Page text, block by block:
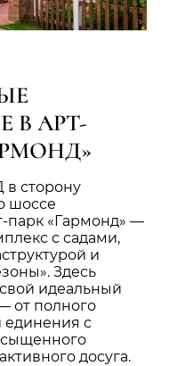
В АРТ-
сторону
шоссе
парк «Гармонд» —
с садами,
и
Здесь
идеальный
от полного
единения с
досуга.